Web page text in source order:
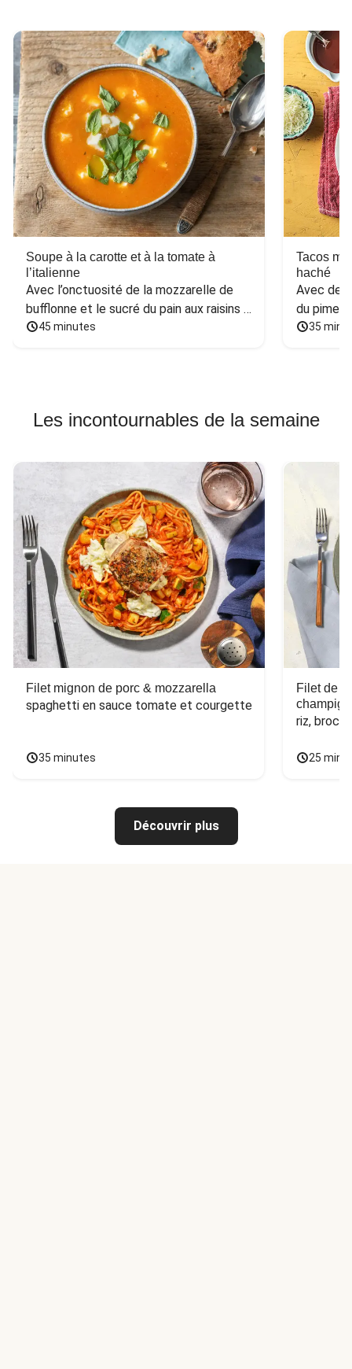
Soupe à la carotte et à la tomate à
l’italienne
Avec l’onctuosité de la mozzarelle de
bufflonne et le sucré du pain aux raisins
et aux noix
45 minutes
Tacos
haché
Avec des
du
35
Les incontournables de la semaine
Filet mignon de porc & mozzarella
spaghetti en sauce tomate et courgette
35 minutes
Filet de
riz,
25
Découvrir plus